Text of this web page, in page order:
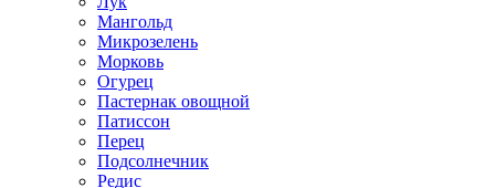
Мангольд
Микрозелень
Морковь
Огурец
Пастернак овощной
Патиссон
Перец
Подсолнечник
Редис